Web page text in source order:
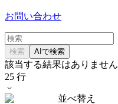
お問い合わせ
検索 AIで検索
該当する結果はありません
25 行
並べ替え